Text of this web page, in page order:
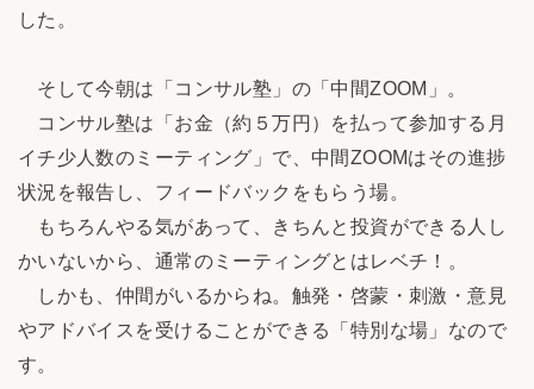
した。
そして今朝は「コンサル塾」の「中間ZOOM」。
コンサル塾は「お金（約５万円）を払って参加する月
イチ少人数のミーティング」で、中間ZOOMはその進捗
状況を報告し、フィードバックをもらう場。
もちろんやる気があって、きちんと投資ができる人し
かいないから、通常のミーティングとはレベチ！。
しかも、仲間がいるからね。触発・啓蒙・刺激・意見
やアドバイスを受けることができる「特別な場」なので
す。